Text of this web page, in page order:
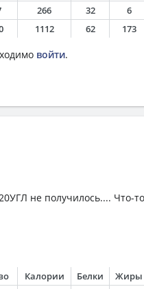
266 32 6
1112 62 173
войти.
не получилось.... Что-
Калории Белки Жиры